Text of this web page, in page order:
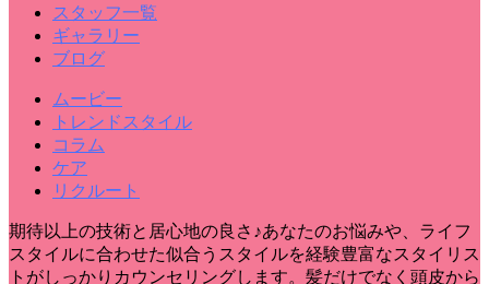
スタッフ一覧
ギャラリー
ブログ
ムービー
トレンドスタイル
コラム
ケア
リクルート
期待以上の技術と居心地の良さ♪あなたのお悩みや、ライフ
スタイルに合わせた似合うスタイルを経験豊富なスタイリス
トがしっかりカウンセリングします。髪だけでなく頭皮から